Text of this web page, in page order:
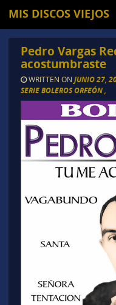
MIS DISCOS VIEJOS
Pedro Vargas
acostumbraste
WRITTEN ON JUNIO 27,
SERIE BOLEROS ORFEÓN ,